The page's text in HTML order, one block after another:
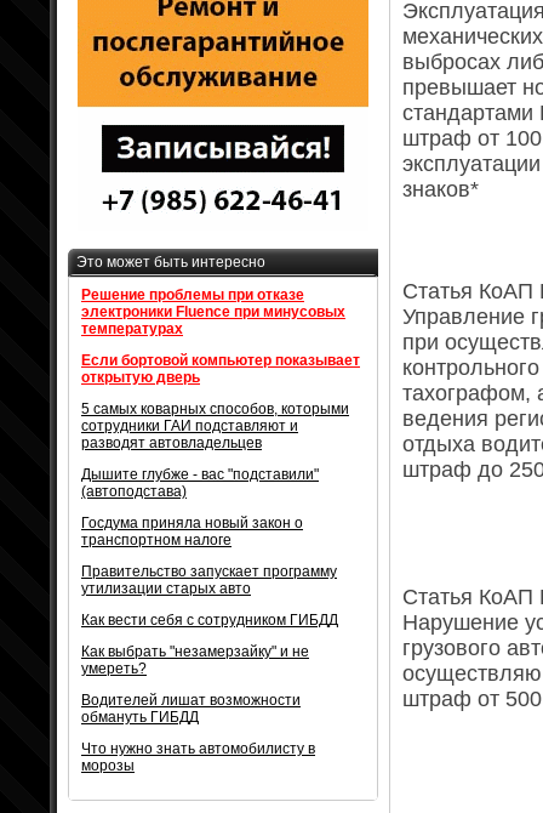
выбросах
превышает
стандартами
штраф от
знаков*
Статья КоАП
Управление
при
тахографом,
ведения
отдыха
штраф до
Статья КоАП
Нарушение
грузового
штраф от
Это может быть интересно
Решение проблемы при отказе
электроники Fluence при минусовых
температурах
Если бортовой компьютер показывает
открытую дверь
5 самых коварных способов, которыми
сотрудники ГАИ подставляют и
разводят автовладельцев
Дышите глубже - вас "подставили"
(автоподстава)
Госдума приняла новый закон о
транспортном налоге
Правительство запускает программу
утилизации старых авто
Как вести себя с сотрудником ГИБДД
Как выбрать "незамерзайку" и не
умереть?
Водителей лишат возможности
обмануть ГИБДД
Что нужно знать автомобилисту в
морозы